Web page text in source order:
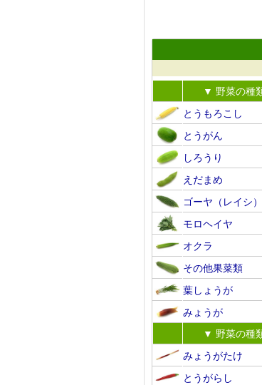
▼ 野菜の種
とうもろこし
とうがん
しろうり
えだまめ
ゴーヤ（レイシ）
モロヘイヤ
オクラ
その他果菜類
葉しょうが
みょうが
▼ 野菜の種
みょうがたけ
とうがらし